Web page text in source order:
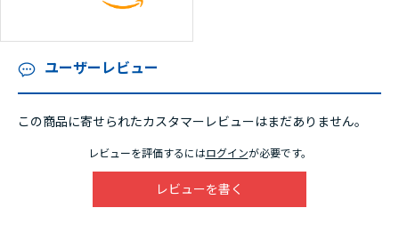
ユーザーレビュー
この商品に寄せられたカスタマーレビューはまだありません。
レビューを評価するにはログインが必要です。
レビューを書く